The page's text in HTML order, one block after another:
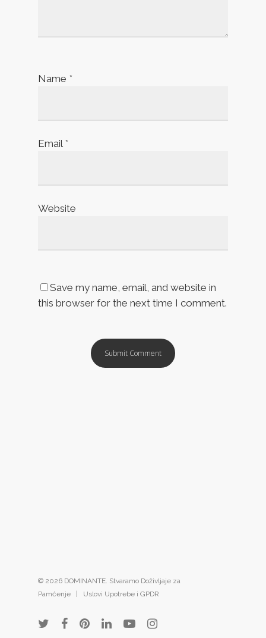
Name *
Email *
Website
Save my name, email, and website in
this browser for the next time I comment.
© 2026 DOMINANTE. Stvaramo Doživljaje za
Pamćenje | Uslovi Upotrebe i GPDR